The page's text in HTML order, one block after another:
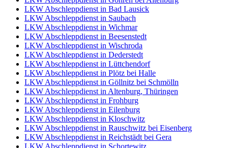
LKW Abschleppdienst in Bad Lausick
LKW Abschleppdienst in Saubach
LKW Abschleppdienst in Wichmar
LKW Abschleppdienst in Beesenstedt
LKW Abschleppdienst in Wischroda
LKW Abschleppdienst in Dederstedt
LKW Abschleppdienst in Lüttchendorf
LKW Abschleppdienst in Plötz bei Halle
LKW Abschleppdienst in Göllnitz bei Schmölln
LKW Abschleppdienst in Altenburg, Thüringen
LKW Abschleppdienst in Frohburg
LKW Abschleppdienst in Eilenburg
LKW Abschleppdienst in Kloschwitz
LKW Abschleppdienst in Rauschwitz bei Eisenberg
LKW Abschleppdienst in Reichstädt bei Gera
LKW Abschleppdienst in Schortewitz